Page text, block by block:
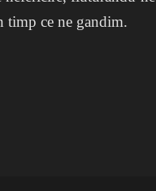
timp ce ne gandim.